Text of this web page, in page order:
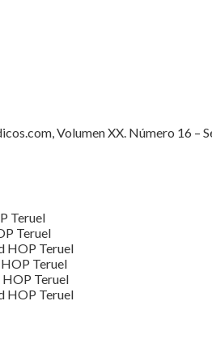
Volumen XX. Número 16 –
Teruel
Teruel
HOP Teruel
Teruel
HOP Teruel
HOP Teruel